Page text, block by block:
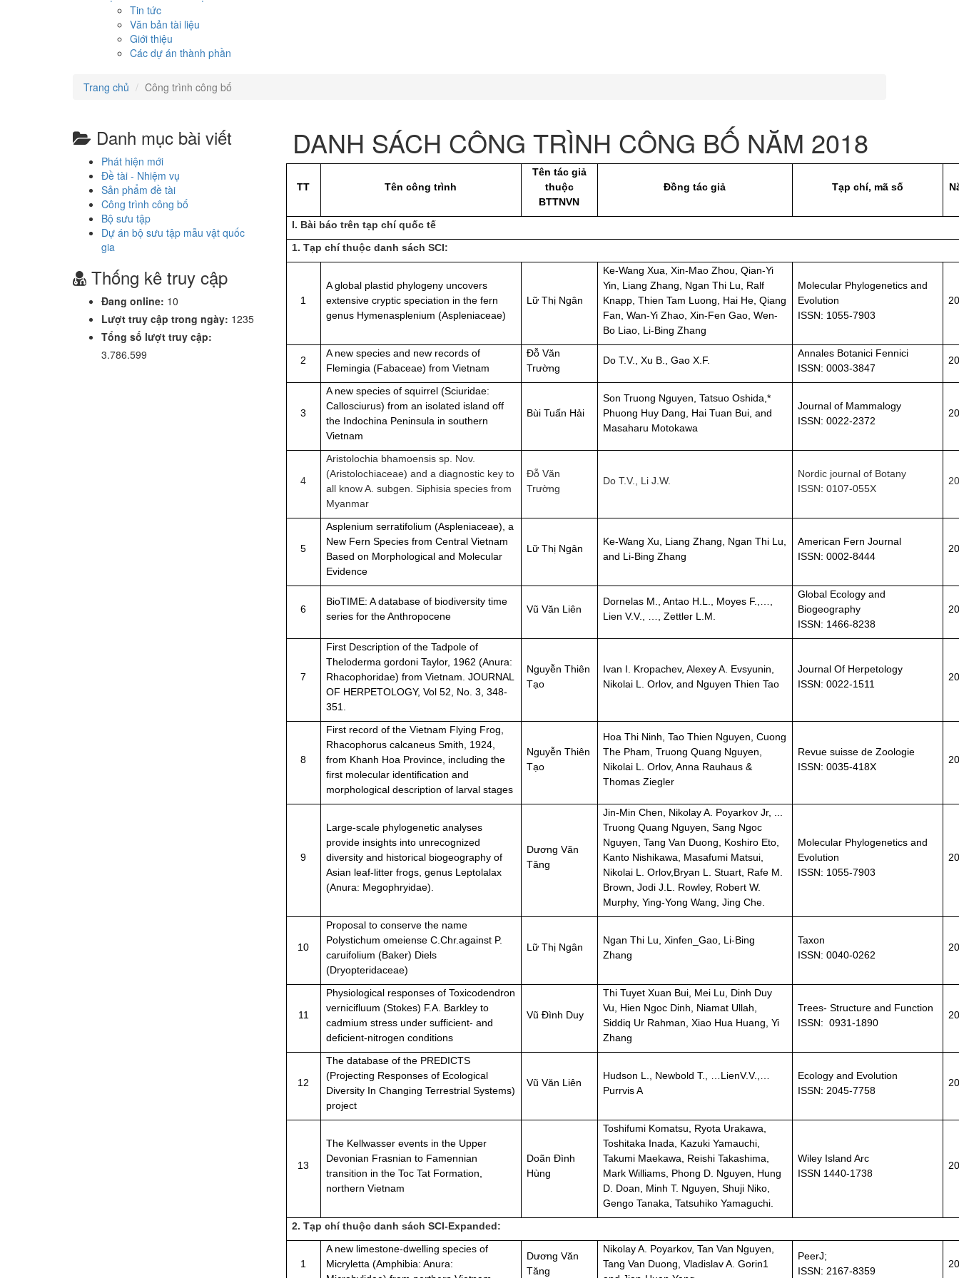
Tin tức
Văn bản tài liệu
Giới thiệu
Các dự án thành phần
Trang chủ Công trình công bố
DANH SÁCH CÔNG TRÌNH CÔNG BỐ NĂM 2018
TT Tên công trình
Tên tác giả
thuộc
BTTNVN
Đồng tác giả Tạp chí, mã số
I. Bài báo trên tạp chí quốc tế
1. Tạp chí thuộc danh sách SCI:
1
A global plastid phylogeny uncovers
extensive cryptic speciation in the fern
genus Hymenasplenium (Aspleniaceae)
Lữ Thị Ngân
Ke-Wang Xua, Xin-Mao Zhou, Qian-Yi
Yin, Liang Zhang, Ngan Thi Lu, Ralf
Knapp, Thien Tam Luong, Hai He, Qiang
Fan, Wan-Yi Zhao, Xin-Fen Gao, Wen-
Bo Liao, Li-Bing Zhang
Molecular Phylogenetics and
Evolution
ISSN: 1055-7903
2
A new species and new records of
Flemingia (Fabaceae) from Vietnam
Đỗ Văn
Trường
Do T.V., Xu B., Gao X.F.
Annales Botanici Fennici
ISSN: 0003-3847
3
A new species of squirrel (Sciuridae:
Callosciurus) from an isolated island off
the Indochina Peninsula in southern
Vietnam
Bùi Tuấn Hải
Son Truong Nguyen, Tatsuo Oshida,*
Phuong Huy Dang, Hai Tuan Bui, and
Masaharu Motokawa
Journal of Mammalogy
ISSN: 0022-2372
4
Aristolochia bhamoensis sp. Nov.
(Aristolochiaceae) and a diagnostic key to
all know A. subgen. Siphisia species from
Myanmar
Đỗ Văn
Trường
Do T.V., Li J.W.
Nordic journal of Botany
ISSN: 0107-055X
5
Asplenium serratifolium (Aspleniaceae), a
New Fern Species from Central Vietnam
Based on Morphological and Molecular
Evidence
Lữ Thị Ngân
Ke-Wang Xu, Liang Zhang, Ngan Thi Lu,
and Li-Bing Zhang
American Fern Journal
ISSN: 0002-8444
6
BioTIME: A database of biodiversity time
series for the Anthropocene
Vũ Văn Liên
Dornelas M., Antao H.L., Moyes F.,…,
Lien V.V., …, Zettler L.M.
Global Ecology and
Biogeography
ISSN: 1466-8238
7
First Description of the Tadpole of
Theloderma gordoni Taylor, 1962 (Anura:
Rhacophoridae) from Vietnam. JOURNAL
OF HERPETOLOGY, Vol 52, No. 3, 348-
351.
Nguyễn Thiên
Tạo
Ivan I. Kropachev, Alexey A. Evsyunin,
Nikolai L. Orlov, and Nguyen Thien Tao
Journal Of Herpetology
ISSN: 0022-1511
8
First record of the Vietnam Flying Frog,
Rhacophorus calcaneus Smith, 1924,
from Khanh Hoa Province, including the
first molecular identification and
morphological description of larval stages
Nguyễn Thiên
Tạo
Hoa Thi Ninh, Tao Thien Nguyen, Cuong
The Pham, Truong Quang Nguyen,
Nikolai L. Orlov, Anna Rauhaus &
Thomas Ziegler
Revue suisse de Zoologie
ISSN: 0035-418X
9
Large-scale phylogenetic analyses
provide insights into unrecognized
diversity and historical biogeography of
Asian leaf-litter frogs, genus Leptolalax
(Anura: Megophryidae).
Dương Văn
Tăng
Jin-Min Chen, Nikolay A. Poyarkov Jr, ...
Truong Quang Nguyen, Sang Ngoc
Nguyen, Tang Van Duong, Koshiro Eto,
Kanto Nishikawa, Masafumi Matsui,
Nikolai L. Orlov,Bryan L. Stuart, Rafe M.
Brown, Jodi J.L. Rowley, Robert W.
Murphy, Ying-Yong Wang, Jing Che.
Molecular Phylogenetics and
Evolution
ISSN: 1055-7903
10
Proposal to conserve the name
Polystichum omeiense C.Chr.against P.
caruifolium (Baker) Diels
(Dryopteridaceae)
Lữ Thị Ngân
Ngan Thi Lu, Xinfen_Gao, Li-Bing
Zhang
Taxon
ISSN‎: ‎0040-0262
11
Physiological responses of Toxicodendron
vernicifluum (Stokes) F.A. Barkley to
cadmium stress under sufficient- and
deficient-nitrogen conditions
Vũ Đình Duy
Thi Tuyet Xuan Bui, Mei Lu, Dinh Duy
Vu, Hien Ngoc Dinh, Niamat Ullah,
Siddiq Ur Rahman, Xiao Hua Huang, Yi
Zhang
Trees- Structure and Function
ISSN: 0931-1890
12
The database of the PREDICTS
(Projecting Responses of Ecological
Diversity In Changing Terrestrial Systems)
project
Vũ Văn Liên
Hudson L., Newbold T., …LienV.V.,…
Purrvis A
Ecology and Evolution
ISSN: 2045-7758
13
The Kellwasser events in the Upper
Devonian Frasnian to Famennian
transition in the Toc Tat Formation,
northern Vietnam
Doãn Đình
Hùng
Toshifumi Komatsu, Ryota Urakawa,
Toshitaka Inada, Kazuki Yamauchi,
Takumi Maekawa, Reishi Takashima,
Mark Williams, Phong D. Nguyen, Hung
D. Doan, Minh T. Nguyen, Shuji Niko,
Gengo Tanaka, Tatsuhiko Yamaguchi.
Wiley Island Arc
ISSN 1440-1738
2. Tạp chí thuộc danh sách SCI-Expanded:
1
A new limestone-dwelling species of
Micryletta (Amphibia: Anura:
Dương Văn
Tăng
Nikolay A. Poyarkov, Tan Van Nguyen,
Tang Van Duong, Vladislav A. Gorin1
PeerJ;
ISSN: 2167-8359
Danh mục bài viết
Phát hiện mới
Đề tài - Nhiệm vụ
Sản phẩm đề tài
Công trình công bố
Bộ sưu tập
Dự án bộ sưu tập mẫu vật quốc
gia
Thống kê truy cập
Đang online: 10
Lượt truy cập trong ngày: 1235
Tổng số lượt truy cập:
3.786.599